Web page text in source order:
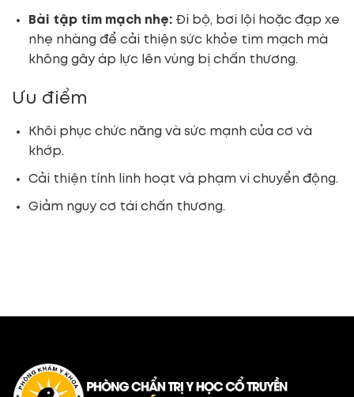
Bài tập tim mạch nhẹ:Đi bộ, bơi lội hoặc đạp xe
nhẹ nhàng để cải thiện sức khỏe tim mạch mà
không gây áp lực lên vùng bị chấn thương.
Ưu điểm
Khôi phục chức năng và sức mạnh của cơ và
khớp.
Cải thiện tính linh hoạt và phạm vi chuyển động.
Giảm nguy cơ tái chấn thương.